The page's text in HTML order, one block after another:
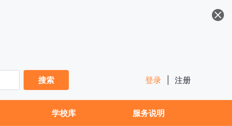
搜索
登录 注册
学校库 服务说明